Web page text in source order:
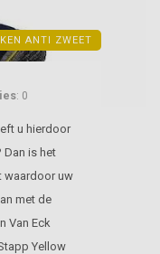
ANTI ZWEET
: 0
u hierdoor
Dan is het
waardoor uw
met de
Van Eck
Yellow